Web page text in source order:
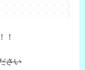
！
さい